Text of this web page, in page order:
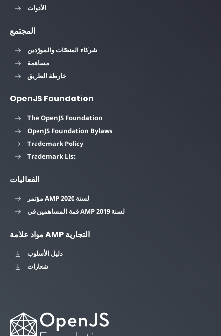
الأدوات
المجتمع
شركاء المنصّات والمورّدين
مساهمة
خارطة الطريق
OpenJS Foundation
The OpenJS Foundation
OpenJS Foundation Bylaws
Trademark Policy
Trademark List
الفعاليات
مؤتمر AMP لسنة 2020
قمة المساهمين في AMP لسنة 2019
مواد علامة AMP التجارية
دليل الأسلوب
شعارات